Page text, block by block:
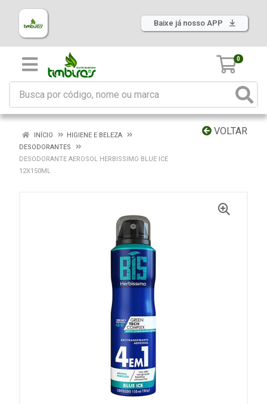
Baixe já nosso APP
0
VOLTAR
INÍCIO
HIGIENE E BELEZA
DESODORANTES
DESODORANTE AEROSOL HERBISSIMO BLUE ICE
12X150ML